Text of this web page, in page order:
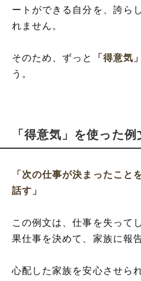
ートができる自分を、誇ら
れません。
そのため、ずっと 「得意気」
う。
「得意気」を使った例
「次の仕事が決まったこと
話す」
この例文は、仕事を失って
果仕事を決めて、家族に報
心配した家族を安心させら